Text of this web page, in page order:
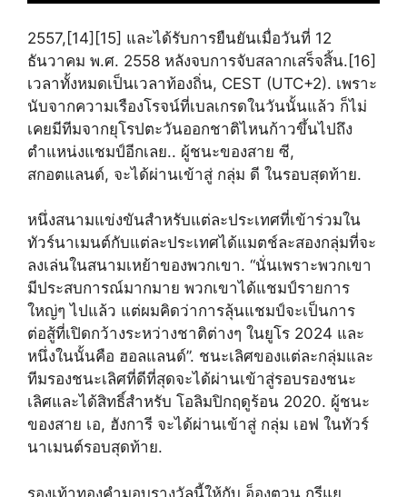
2557,[14][15] และได้รับการยืนยันเมื่อวันที่ 12
ธันวาคม พ.ศ. 2558 หลังจบการจับสลากเสร็จสิ้น.[16]
เวลาทั้งหมดเป็นเวลาท้องถิ่น, CEST (UTC+2). เพราะ
นับจากความเรืองโรจน์ที่เบลเกรดในวันนั้นแล้ว ก็ไม่
เคยมีทีมจากยุโรปตะวันออกชาติไหนก้าวขึ้นไปถึง
ตำแหน่งแชมป์อีกเลย.. ผู้ชนะของสาย ซี,
สกอตแลนด์, จะได้ผ่านเข้าสู่ กลุ่ม ดี ในรอบสุดท้าย.
หนึ่งสนามแข่งขันสำหรับแต่ละประเทศที่เข้าร่วมใน
ทัวร์นาเมนต์กับแต่ละประเทศได้แมตช์ละสองกลุ่มที่จะ
ลงเล่นในสนามเหย้าของพวกเขา. “นั่นเพราะพวกเขา
มีประสบการณ์มากมาย พวกเขาได้แชมป์รายการ
ใหญ่ๆ ไปแล้ว แต่ผมคิดว่าการลุ้นแชมป์จะเป็นการ
ต่อสู้ที่เปิดกว้างระหว่างชาติต่างๆ ในยูโร 2024 และ
หนึ่งในนั้นคือ ฮอลแลนด์”. ชนะเลิศของแต่ละกลุ่มและ
ทีมรองชนะเลิศที่ดีที่สุดจะได้ผ่านเข้าสู่รอบรองชนะ
เลิศและได้สิทธิ์สำหรับ โอลิมปิกฤดูร้อน 2020. ผู้ชนะ
ของสาย เอ, ฮังการี จะได้ผ่านเข้าสู่ กลุ่ม เอฟ ในทัวร์
นาเมนต์รอบสุดท้าย.
รองเท้าทองคำมอบรางวัลนี้ให้กับ อ็องตวน กรีแย